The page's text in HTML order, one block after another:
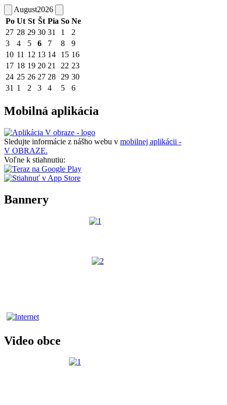
August2026
Po Ut St Št Pia So Ne
27 28 29 30 31 1
2
3
4 5 6 7 8
9
10 11 12 13 14 15 16
17 18 19 20 21 22 23
24 25 26 27 28 29 30
31 1 2 3 4 5 6
Mobilná aplikácia
Sledujte informácie z nášho webu v mobilnej aplikácii -
V OBRAZE.
Voľne k stiahnutiu:
Bannery
Video obce